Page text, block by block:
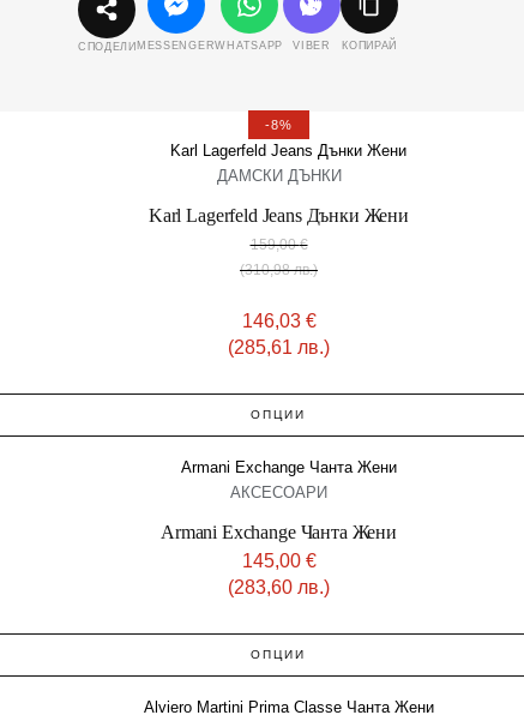
СПОДЕЛИ MESSENGERWHATSAPP VIBER КОПИРАЙ
-8%
ДАМСКИ ДЪНКИ
Karl Lagerfeld Jeans Дънки Жени
159,00€
(310,98 лв.)
146,03 €
(285,61 лв.)
ОПЦИИ
АКСЕСОАРИ
Armani Exchange Чанта Жени
145,00 €
(283,60 лв.)
ОПЦИИ